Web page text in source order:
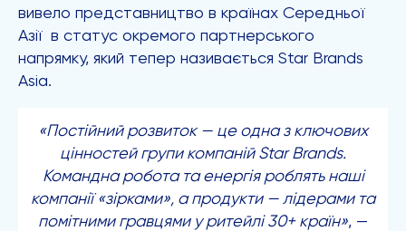
вивело представництво в країнах Середньої
Азії в статус окремого партнерського
напрямку, який тепер називається Star Brands
Asia.
«Постійний розвиток — це одна з ключових
цінностей групи компаній Star Brands.
Командна робота та енергія роблять наші
компанії «зірками», а продукти — лідерами та
помітними гравцями у ритейлі 30+ країн», —